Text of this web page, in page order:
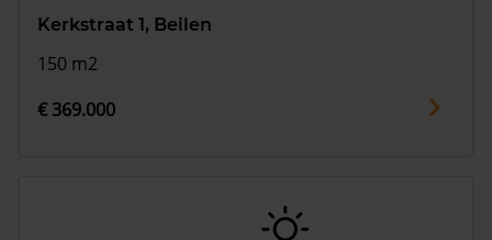
Kerkstraat 1, Beilen
150 m2
€ 369.000